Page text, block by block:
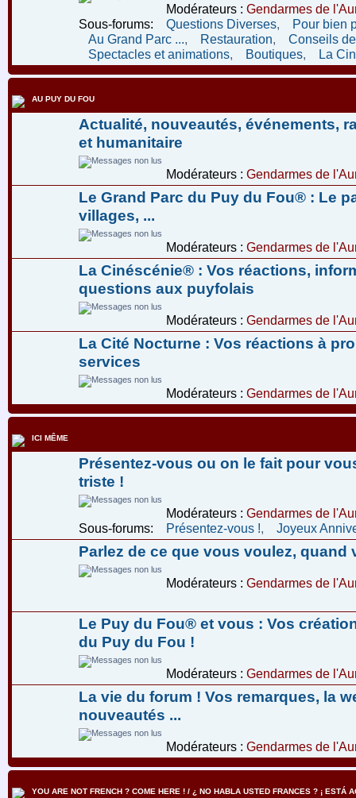
Modérateurs : Gendarmes de
Sous-forums:
Questions Diverses
Pour bien
Au Grand Parc ...
Restauration
Conseils
Spectacles et animations
Boutiques La
AU PUY DU FOU
Actualité, nouveautés, événements,
et humanitaire
Modérateurs : Gendarmes de
Le Grand Parc du Puy du Fou® : Le
villages, ...
Modérateurs : Gendarmes de
La Cinéscénie® : Vos réactions,
questions aux puyfolais
Modérateurs : Gendarmes de
La Cité Nocturne : Vos réactions à
services
Modérateurs : Gendarmes de
ICI MÊME
Présentez-vous ou on le fait pour
triste !
Modérateurs : Gendarmes de
Sous-forums:
Présentez-vous ! Joyeux
Parlez de ce que vous voulez, quand
Modérateurs : Gendarmes de
Le Puy du Fou® et vous : Vos
du Puy du Fou !
Modérateurs : Gendarmes de
La vie du forum ! Vos remarques, la
nouveautés ...
Modérateurs : Gendarmes de
YOU ARE NOT FRENCH ? COME HERE ! / ¿ NO HABLA USTED FRANCES ? ¡ ESTÁ